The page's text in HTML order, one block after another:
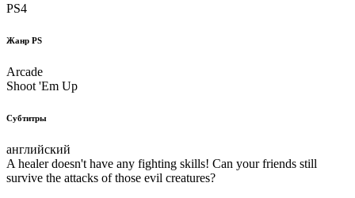
PS4
Жанр PS
Arcade
Shoot 'Em Up
Субтитры
английский
A healer doesn't have any fighting skills! Can your friends still
survive the attacks of those evil creatures?